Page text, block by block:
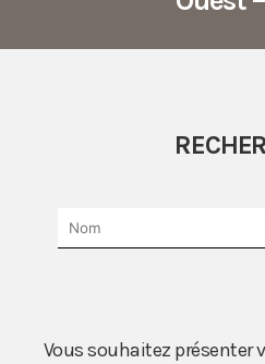
Vous souhaitez présenter